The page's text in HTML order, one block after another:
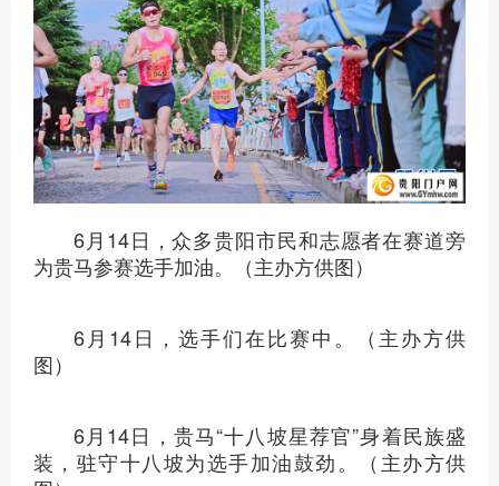
6月14日，众多贵阳市民和志愿者在赛道旁
为贵马参赛选手加油。（主办方供图）